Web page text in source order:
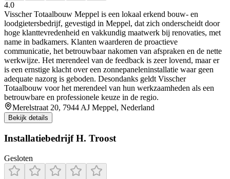
4.0
Visscher Totaalbouw Meppel is een lokaal erkend bouw- en
loodgietersbedrijf, gevestigd in Meppel, dat zich onderscheidt door
hoge klanttevredenheid en vakkundig maatwerk bij renovaties, met
name in badkamers. Klanten waarderen de proactieve
communicatie, het betrouwbaar nakomen van afspraken en de nette
werkwijze. Het merendeel van de feedback is zeer lovend, maar er
is een ernstige klacht over een zonnepaneleninstallatie waar geen
adequate nazorg is geboden. Desondanks geldt Visscher
Totaalbouw voor het merendeel van hun werkzaamheden als een
betrouwbare en professionele keuze in de regio.
Merelstraat 20, 7944 AJ Meppel, Nederland
Bekijk details
Installatiebedrijf H. Troost
Gesloten